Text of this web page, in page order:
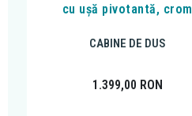
cu ușă pivotantă, crom
CABINE DE DUS
1.399,00 RON